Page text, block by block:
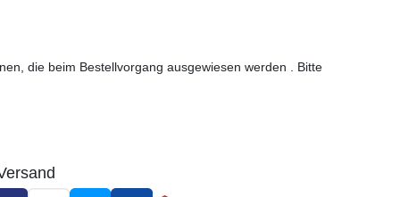
die beim Bestellvorgang ausgewiesen werden . Bitte